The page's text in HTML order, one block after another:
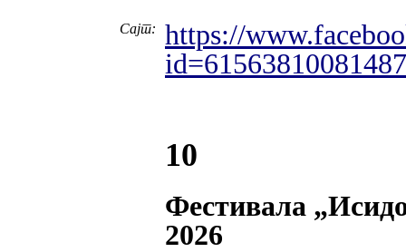
Сајт:
https://
10
Фестивала
2026